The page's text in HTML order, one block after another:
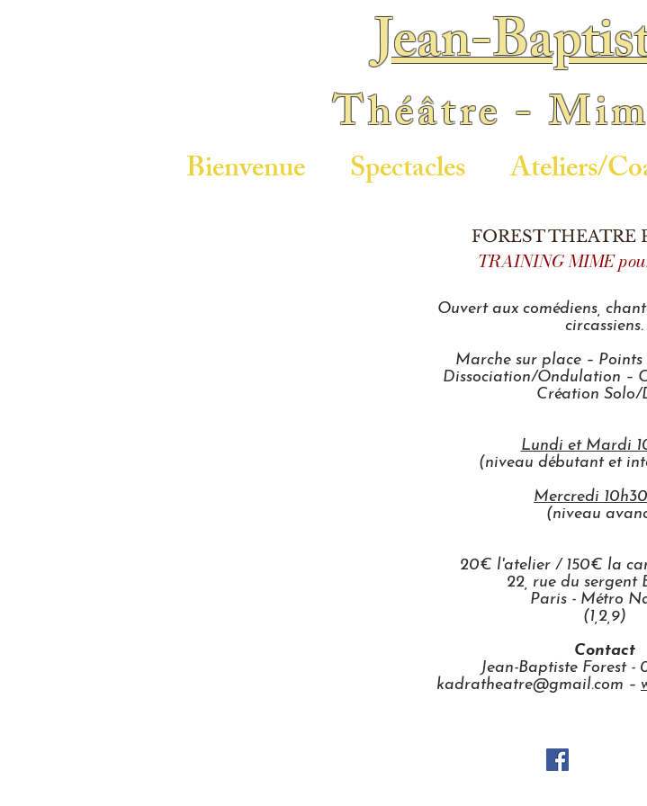
Jean-
Théâtre -
Bienvenue Spectacles Ateliers/
FOREST THEATRE
TRAINING MIME
Ouvert aux comédiens,
circassiens.
Marche sur place – Points
Dissociation/Ondulation –
Création Solo/
Lundi et Mardi
(niveau débutant et
Mercredi
(niveau
20€ l'atelier / 150€ la
22, rue du sergent
Paris - Métro
(1,2,9)
Contact
Jean-Baptiste Forest -
kadratheatre@gmail.com –